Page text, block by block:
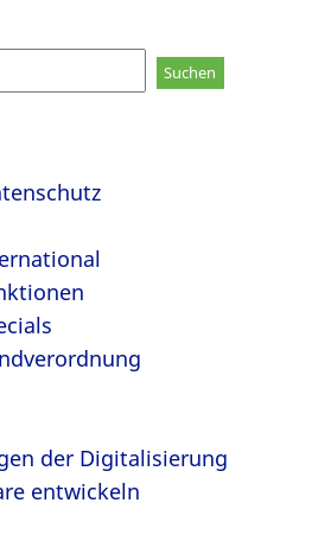
der Digitalisierung
entwickeln